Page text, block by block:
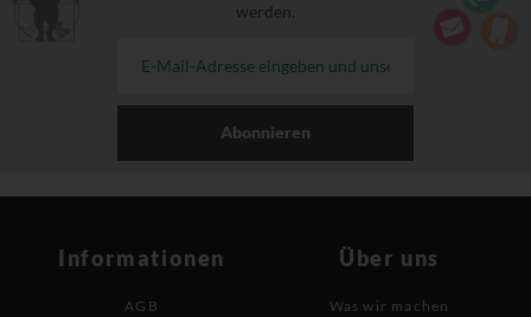
werden.
Abonnieren
Informationen
AGB
Über uns
Was wir machen